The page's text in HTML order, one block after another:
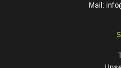
Mail: